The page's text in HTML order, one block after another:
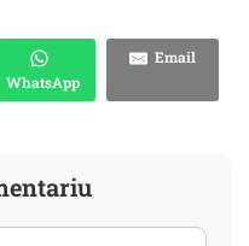
WhatsApp
Email